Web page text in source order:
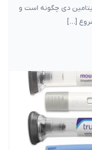
دی چگونه است و
[…]